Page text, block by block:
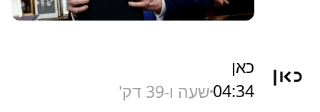
כאן
04:34שעה ו-39 דק'